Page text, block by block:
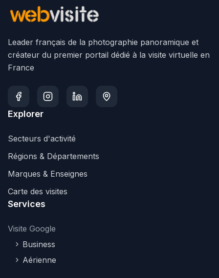
Leader français de la photographie panoramique et
créateur du premier portail dédié à la visite virtuelle en
France
Explorer
Secteurs d'activité
Régions & Départements
Marques & Enseignes
Carte des visites
Services
Visite Google
Business
Aérienne